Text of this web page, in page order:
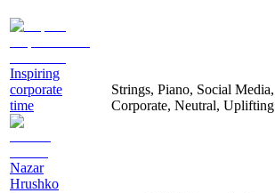
Inspiring
corporate
time
Nazar
Hrushko
Strings, Piano, Social Media,
Corporate, Neutral, Uplifting